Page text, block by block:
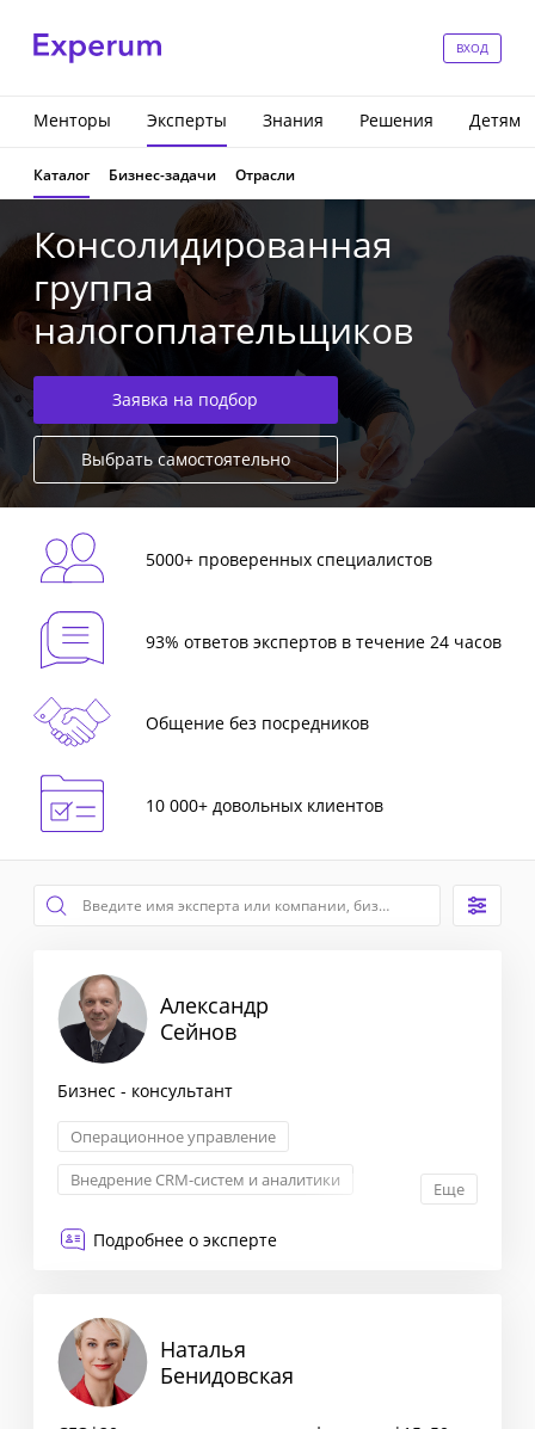
ВХОД
Менторы Эксперты Знания Решения Детям
Каталог Бизнес-задачи Отрасли
Консолидированная
группа
налогоплательщиков
Заявка на подбор
Выбрать самостоятельно
5000+ проверенных специалистов
93% ответов экспертов в течение 24 часов
Общение без посредников
10 000+ довольных клиентов
Александр
Сейнов
Бизнес - консультант
Операционное управление
Внедрение CRM-систем и аналитики
Еще
Подробнее о эксперте
Наталья
Бенидовская